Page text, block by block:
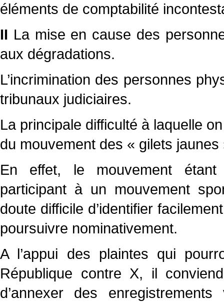
éléments de comptabilité
II La mise en cause des
aux dégradations.
L’incrimination des personnes
tribunaux judiciaires.
La principale difficulté à laquelle
du mouvement des « gilets jaunes
En effet, le mouvement étant
participant à un mouvement
doute difficile d’identifier
poursuivre nominativement.
A l’appui des plaintes qui
République contre X, il
d’annexer des